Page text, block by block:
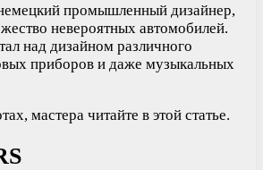
промышленный дизайнер,
невероятных автомобилей.
над дизайном различного
приборов и даже музыкальных
мастера читайте в этой статье.